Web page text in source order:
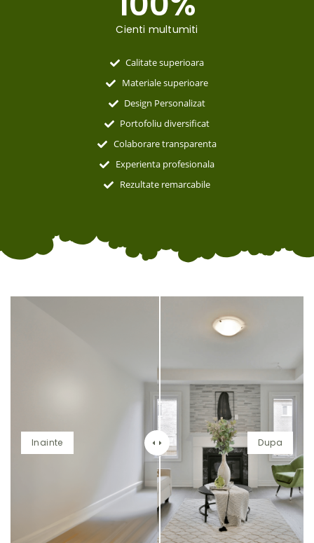
Cienti multumiti
Calitate superioara
Materiale superioare
Design Personalizat
Portofoliu diversificat
Colaborare transparenta
Experienta profesionala
Rezultate remarcabile
Inainte Dupa